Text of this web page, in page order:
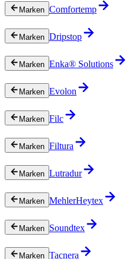
Marken Comfortemp
Marken Dripstop
Marken Enka® Solutions
Marken Evolon
Marken Filc
Marken Filtura
Marken Lutradur
Marken MehlerHeytex
Marken Soundtex
Marken Tacnera